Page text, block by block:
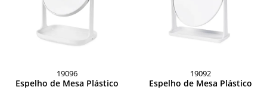
19096
Espelho de Mesa Plástico
19092
Espelho de Mesa Plástico